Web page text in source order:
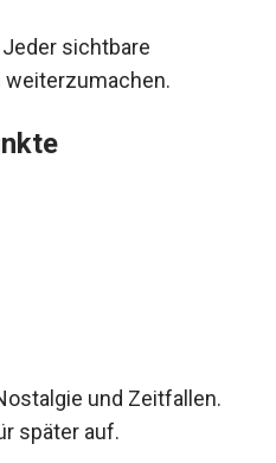
sichtbare
und Zeitfallen.
später auf.